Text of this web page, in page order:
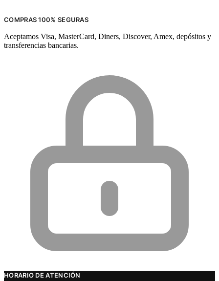
COMPRAS 100% SEGURAS
Aceptamos Visa, MasterCard, Diners, Discover, Amex, depósitos y
transferencias bancarias.
HORARIO DE ATENCIÓN